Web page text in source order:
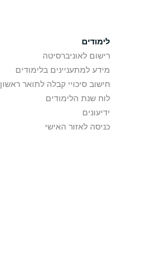
לימודים
רישום לאוניברסיטה
מידע למתעניינים בלימודים
חישוב סיכויי קבלה לתואר ראשון
לוח שנת הלימודים
ידיעונים
כניסה לאזור האישי